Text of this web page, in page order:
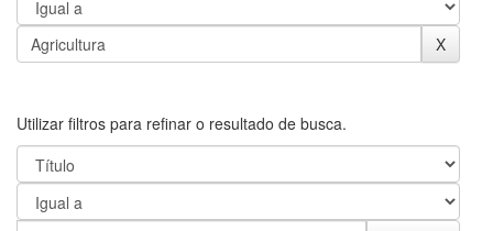
Utilizar filtros para refinar o resultado de busca.